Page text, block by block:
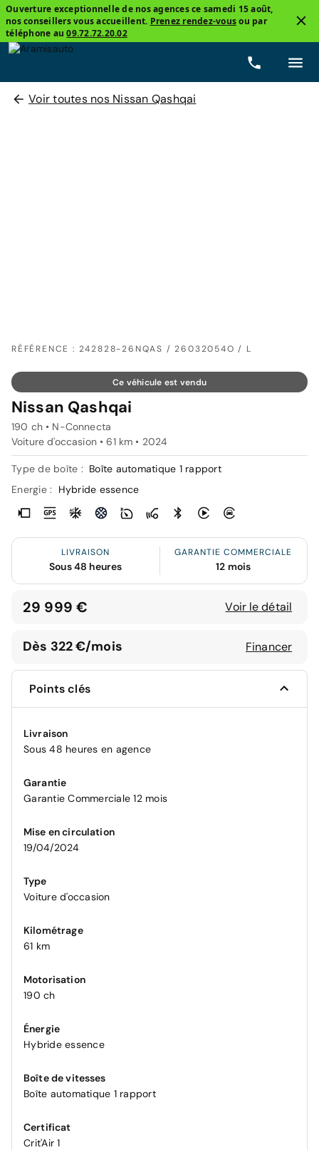
Ouverture exceptionnelle de nos agences ce samedi 15 août,
nos conseillers vous accueillent. Prenez rendez-vousou par
téléphone au09.72.72.20.02
Voir toutes nos Nissan Qashqai
RÉFÉRENCE : 242828-26NQAS / 26032054O / L
Ce véhicule est vendu
Nissan Qashqai
190 ch • N-Connecta
Voiture d'occasion • 61 km • 2024
Type de boîte : Boîte automatique 1 rapport
Energie :
Hybride essence
LIVRAISON
Sous 48 heures
GARANTIE COMMERCIALE
12 mois
29 999 € Voir le détail
Dès 322 €/mois Financer
Points clés
Livraison
Sous 48 heures en agence
Garantie
Garantie Commerciale 12 mois
Mise en circulation
19/04/2024
Type
Voiture d'occasion
Kilométrage
61 km
Motorisation
190 ch
Énergie
Hybride essence
Boîte de vitesses
Boîte automatique 1 rapport
Certificat
Crit'Air 1